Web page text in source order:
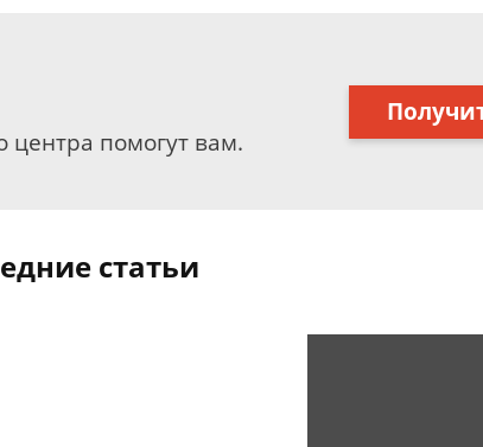
центра помогут вам.
статьи